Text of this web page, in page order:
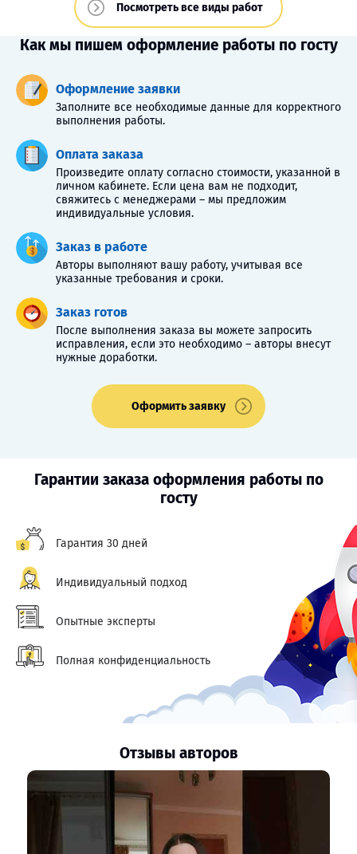
Посмотреть все виды работ
Как мы пишем оформление работы по госту
Оформление заявки
Заполните все необходимые данные для корректного
выполнения работы.
Оплата заказа
Произведите оплату согласно стоимости, указанной в
личном кабинете. Если цена вам не подходит,
свяжитесь с менеджерами – мы предложим
индивидуальные условия.
Заказ в работе
Авторы выполняют вашу работу, учитывая все
указанные требования и сроки.
Заказ готов
После выполнения заказа вы можете запросить
исправления, если это необходимо – авторы внесут
нужные доработки.
Оформить заявку
Гарантии заказа оформления работы по
госту
Гарантия 30 дней
Индивидуальный подход
Опытные эксперты
Полная конфиденциальность
Отзывы авторов